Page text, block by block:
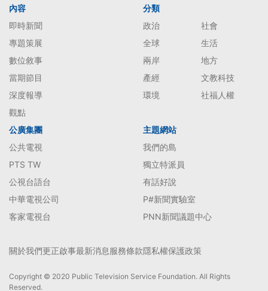
內容
即時新聞
專題策展
數位敘事
當期節目
深度報導
觀點
分類
政治
社會
全球
生活
兩岸
地方
產經
文教科技
環境
社福人權
公廣集團
公共電視
PTS TW
公視台語台
中華電視公司
客家電視台
主題網站
我們的島
獨立特派員
有話好說
P#新聞實驗室
PNN新聞議題中心
關於我們更正啟事最新消息服務條款隱私權保護政策
Copyright © 2020 Public Television Service Foundation. All Rights
Reserved.